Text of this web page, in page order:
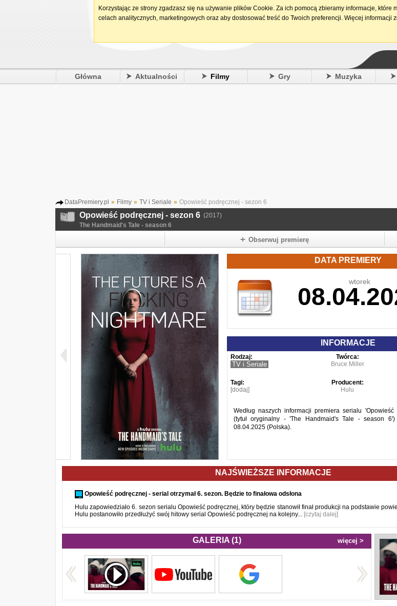
15.
Główna Aktualności Filmy Gry Muzyka
DataPremiery.pl » Filmy » TV i Seriale » Opowieść podręcznej - sezon 6
Opowieść podręcznej - sezon 6 (2017)
The Handmaid's Tale - season 6
Obserwuj premierę
DATA PREMIERY
wtorek
INFORMACJE
Rodzaj:
TV i Seriale
Twórca:
Bruce Miller
Tagi:
[dodaj]
Producent:
Hulu
Według naszych informacji premiera serialu
(tytuł oryginalny - 'The Handmaid's Tale - season
08.04.2025 (Polska).
NAJŚWIEŻSZE INFORMACJE
Opowieść podręcznej - serial otrzymał 6. sezon. Będzie to finałowa odsłona
Hulu zapowiedziało 6. sezon serialu Opowieść podręcznej, który będzie stanowił finał produkcji na podstawie
Hulu postanowiło przedłużyć swój hitowy serial Opowieść podręcznej na kolejny... [czytaj dalej]
GALERIA (1) więcej >
Korzystając ze strony zgadzasz się na używanie plików Cookie. Za ich pomocą zbieramy informacje,
celach analitycznych, marketingowych oraz aby dostosować treść do Twoich preferencji. Więcej informacji